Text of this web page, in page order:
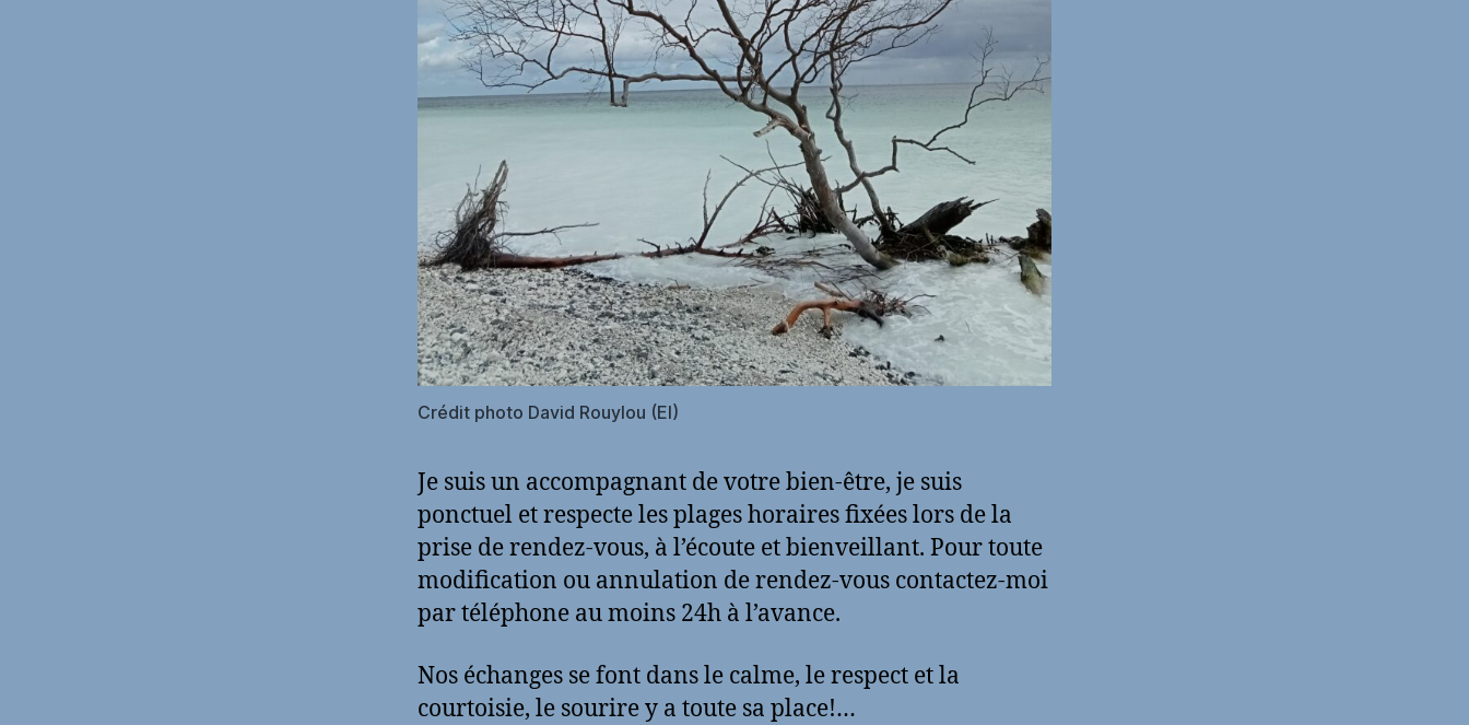
Crédit photo David Rouylou (EI)
Je suis un accompagnant de votre bien-être, je suis
ponctuel et respecte les plages horaires fixées lors de la
prise de rendez-vous, à l’écoute et bienveillant. Pour toute
modification ou annulation de rendez-vous contactez-moi
par téléphone au moins 24h à l’avance.
Nos échanges se font dans le calme, le respect et la
courtoisie, le sourire y a toute sa place!…